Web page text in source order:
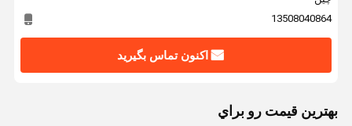
13508040864
اکنون تماس بگیرید
بهترين قيمت رو براي